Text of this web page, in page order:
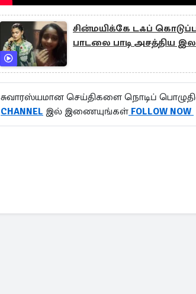
சின்மயிக்கே டஃப்
பாடலை பாடி அசத்திய
சுவாரஸ்யமான செய்திகளை நொடிப்
CHANNEL இல் இணையுங்கள் FOLLOW NOW